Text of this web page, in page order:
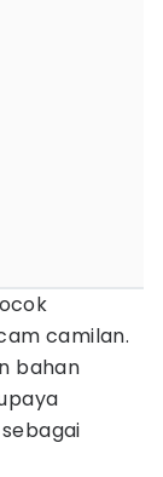
camilan.
bahan